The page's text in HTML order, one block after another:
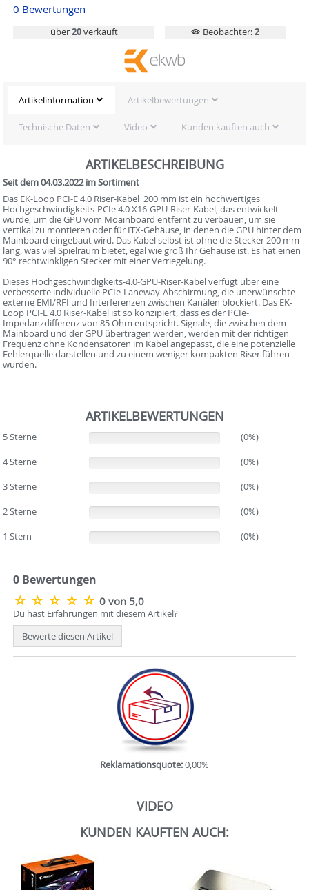
0 Bewertungen
über20verkauft Beobachter:2
Artikelinformation Artikelbewertungen
Technische Daten Video Kunden kauften auch
ARTIKELBESCHREIBUNG
Seit dem 04.03.2022 im Sortiment
Das EK-Loop PCI-E 4.0 Riser-Kabel  200 mm ist ein hochwertiges
Hochgeschwindigkeits-PCIe 4.0 X16-GPU-Riser-Kabel, das entwickelt
wurde, um die GPU vom Moainboard entfernt zu verbauen, um sie
vertikal zu montieren oder für ITX-Gehäuse, in denen die GPU hinter dem
Mainboard eingebaut wird. Das Kabel selbst ist ohne die Stecker 200 mm
lang, was viel Spielraum bietet, egal wie groß Ihr Gehäuse ist. Es hat einen
90° rechtwinkligen Stecker mit einer Verriegelung.
Dieses Hochgeschwindigkeits-4.0-GPU-Riser-Kabel verfügt über eine
verbesserte individuelle PCIe-Laneway-Abschirmung, die unerwünschte
externe EMI/RFI und Interferenzen zwischen Kanälen blockiert. Das EK-
Loop PCI-E 4.0 Riser-Kabel ist so konzipiert, dass es der PCIe-
Impedanzdifferenz von 85 Ohm entspricht. Signale, die zwischen dem
Mainboard und der GPU übertragen werden, werden mit der richtigen
Frequenz ohne Kondensatoren im Kabel angepasst, die eine potenzielle
Fehlerquelle darstellen und zu einem weniger kompakten Riser führen
würden.
ARTIKELBEWERTUNGEN
5 Sterne
(0%)
4 Sterne
(0%)
3 Sterne
(0%)
2 Sterne
(0%)
1 Stern
(0%)
0 Bewertungen
0 von 5,0
Du hast Erfahrungen mit diesem Artikel?
Bewerte diesen Artikel
Reklamationsquote:0,00%
VIDEO
KUNDEN KAUFTEN AUCH: